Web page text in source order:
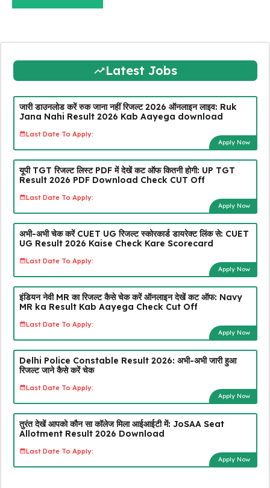
Latest Jobs
जारी डाउनलोड करें रुक जाना नहीं रिजल्ट 2026 ऑनलाइन लाइव: Ruk
Jana Nahi Result 2026 Kab Aayega download
Last Date To Apply:
Apply Now
यूपी TGT रिजल्ट लिस्ट PDF में देखें कट ऑफ कितनी होगी: UP TGT
Result 2026 PDF Download Check CUT Off
Last Date To Apply:
Apply Now
अभी-अभी चेक करें CUET UG रिजल्ट स्कोरकार्ड डायरेक्ट लिंक से: CUET
UG Result 2026 Kaise Check Kare Scorecard
Last Date To Apply:
Apply Now
इंडियन नेवी MR का रिजल्ट कैसे चेक करें ऑनलाइन देखें कट ऑफ: Navy
MR ka Result Kab Aayega Check Cut Off
Last Date To Apply:
Apply Now
Delhi Police Constable Result 2026: अभी-अभी जारी हुआ
रिजल्ट जाने कैसे करें चेक
Last Date To Apply:
Apply Now
तुरंत देखें आपको कौन सा कॉलेज मिला आईआईटी में: JoSAA Seat
Allotment Result 2026 Download
Last Date To Apply:
Apply Now